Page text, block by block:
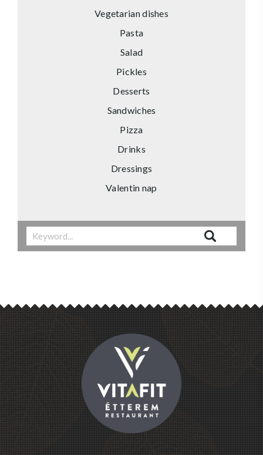
Vegetarian dishes
Pasta
Salad
Pickles
Desserts
Sandwiches
Pizza
Drinks
Dressings
Valentin nap